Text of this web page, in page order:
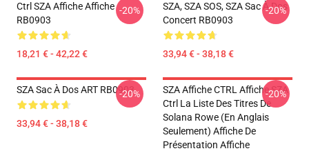
Ctrl SZA Affiche Affiche
RB0903
18,21 € - 42,22 €
-20%
SZA, SZA SOS, SZA Sac À Dos
Concert RB0903
33,94 € - 38,18 €
-20%
SZA Sac À Dos ART RB0903
33,94 € - 38,18 €
-20%
SZA Affiche CTRL Affiche SZA
Ctrl La Liste Des Titres De
Solana Rowe (en Anglais
Seulement) Affiche De
Présentation Affiche
-20%